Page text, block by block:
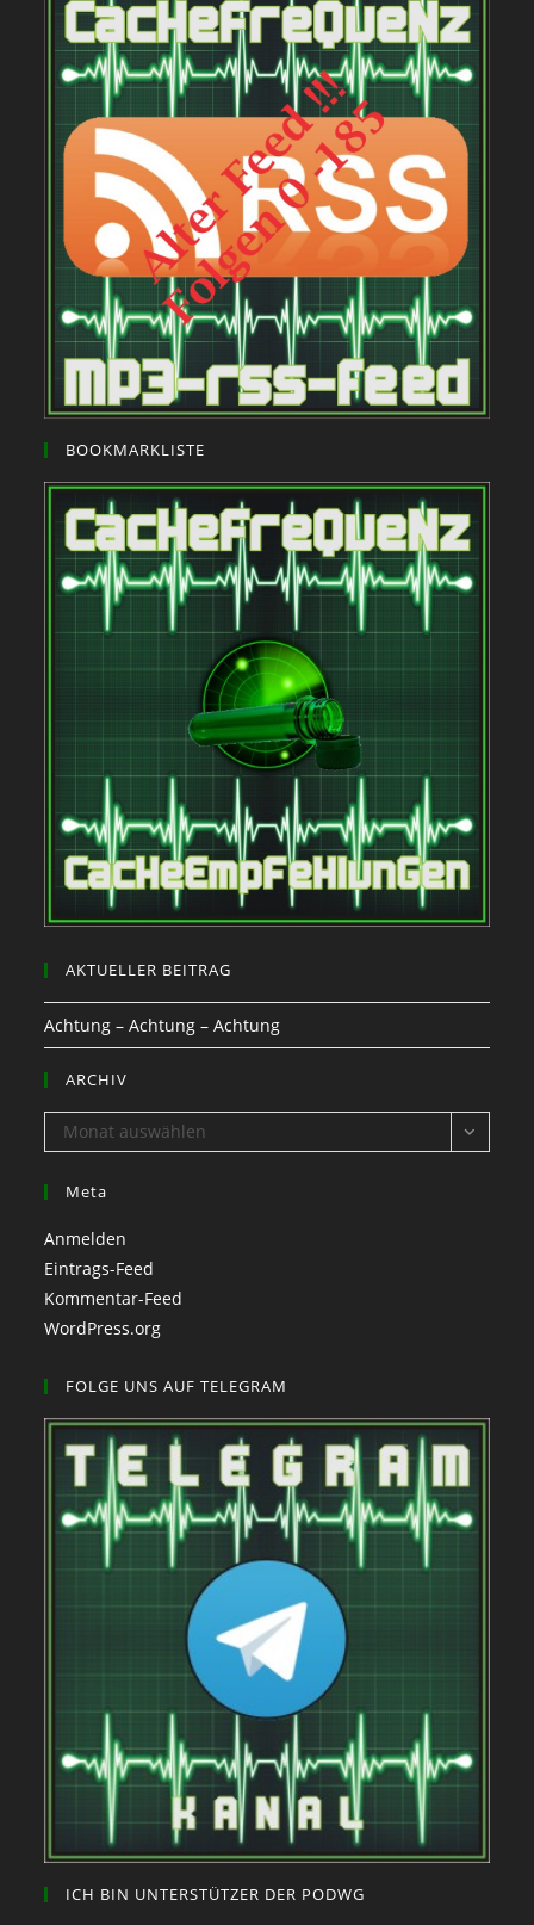
BOOKMARKLISTE
AKTUELLER BEITRAG
Achtung – Achtung – Achtung
ARCHIV
ARCHIV
Monat auswählen
Meta
Anmelden
Eintrags-Feed
Kommentar-Feed
WordPress.org
FOLGE UNS AUF TELEGRAM
ICH BIN UNTERSTÜTZER DER PODWG